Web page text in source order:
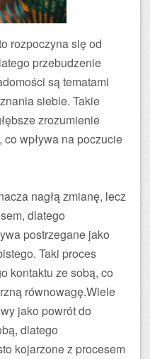
rozpoczyna się od
przebudzenie
są tematami
siebie. Takie
zrozumienie
wpływa na poczucie
nagłą zmianę, lecz
dlatego
postrzegane jako
Taki proces
kontaktu ze sobą, co
równowagę.Wiele
jako powrót do
dlatego
kojarzone z procesem